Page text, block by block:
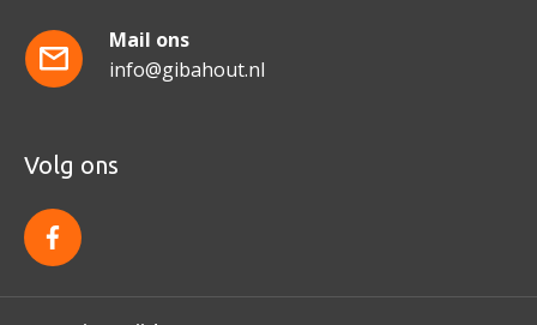
Mail ons
info@gibahout.nl
Volg ons
f
a
c
e